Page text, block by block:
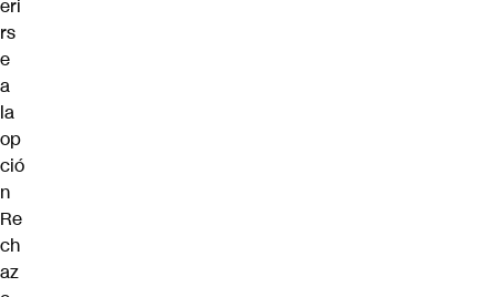
eri
rs
e
a
la
op
ció
n
Re
ch
az